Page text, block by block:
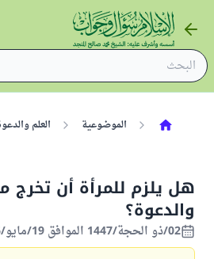
الموضوعية العلم
هل يلزم للمرأة أن تخرج
والدعوة؟
02/ذو الحجة/1447 الموافق 19/مايو/2026